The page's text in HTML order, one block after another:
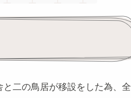
二の鳥居が移設をした為、全